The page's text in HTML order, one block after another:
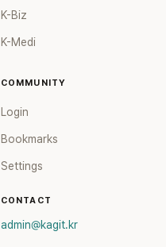
K-Biz
K-Medi
COMMUNITY
Login
Bookmarks
Settings
CONTACT
admin@kagit.kr